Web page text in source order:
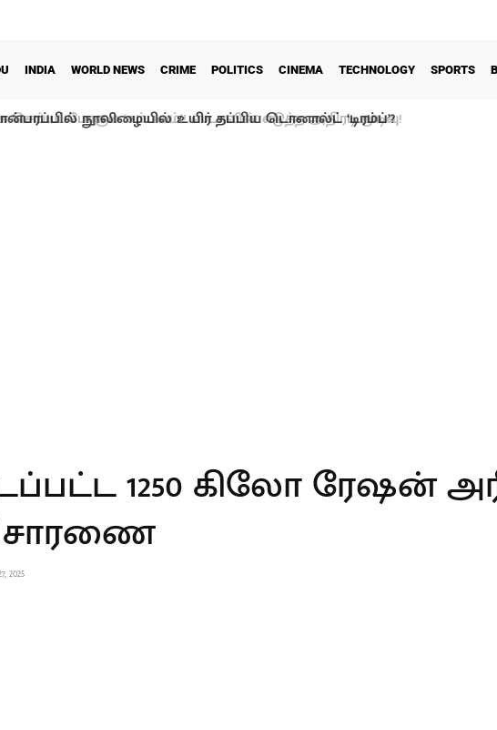
INDIA WORLD NEWS CRIME POLITICS CINEMA TECHNOLOGY SPORTS
நூலிழையில் உயிர் தப்பிய டொனால்ட் ‘டிரம்ப்’?
1250 கிலோ ரேஷன்
2025